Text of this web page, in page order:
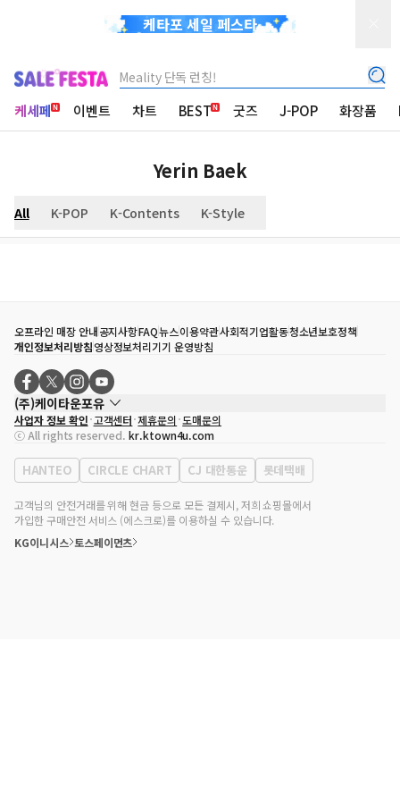
케타포 세일 페스타
Meality 단독 런칭!
케세페 이벤트 차트 BEST 굿즈 J-POP 화장품
Yerin Baek
All K-POP K-Contents K-Style
오프라인 매장 안내공지사항FAQ뉴스이용약관사회적기업활동청소년보호정책
개인정보처리방침영상정보처리기기 운영방침
(주)케이타운포유
대표자
송효민
사업자등록번호
120-87-71116
통신판매업 신고번호 제2011-서울강남-02223
대표전화
02-552-9855
사업자 정보 확인 고객센터 제휴문의 도매문의
ⓒ All rights reserved. kr.ktown4u.com
HANTEO CIRCLE CHART CJ 대한통운 롯데택배
고객님의 안전거래를 위해 현금 등으로 모든 결제시, 저희 쇼핑몰에서
가입한 구매안전 서비스 (에스크로)를 이용하실 수 있습니다.
KG이니시스 토스페이먼츠